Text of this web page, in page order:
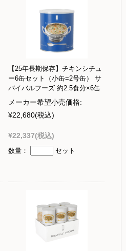
【25年長期保存】チキンシチュ
ー6缶セット（小缶=2号缶） サ
バイバルフーズ 約2.5食分×6缶
メーカー希望小売価格:
¥22,680(税込)
¥22,337(税込)
数量： セット